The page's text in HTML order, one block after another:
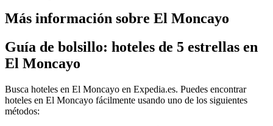
Más información sobre El Moncayo
Guía de bolsillo: hoteles de 5 estrellas en
El Moncayo
Busca hoteles en El Moncayo en Expedia.es. Puedes encontrar
hoteles en El Moncayo fácilmente usando uno de los siguientes
métodos: